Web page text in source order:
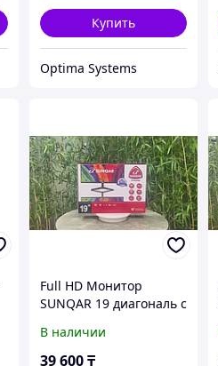
Купить
Optima Systems
Full HD Монитор
SUNQAR 19 диагональ с
динамиками
В наличии
39 600 ₸